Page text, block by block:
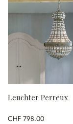
Leuchter Perreux
CHF 798.00